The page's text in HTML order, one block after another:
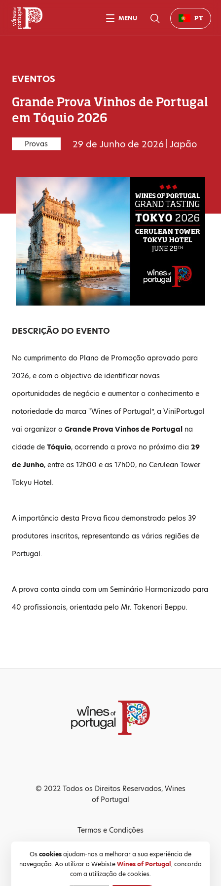
EVENTOS
Grande Prova Vinhos de Portugal
em Tóquio 2026
Provas 29 de Junho de 2026 Japão
DESCRIÇÃO DO EVENTO
No cumprimento do Plano de Promoção aprovado para
2026, e com o objectivo de identificar novas
oportunidades de negócio e aumentar o conhecimento e
notoriedade da marca "Wines of Portugal”, a ViniPortugal
vai organizar a Grande Prova Vinhos de Portugal na
cidade de Tóquio, ocorrendo a prova no próximo dia 29
de Junho, entre as 12h00 e as 17h00, no Cerulean Tower
Tokyu Hotel.
A importância desta Prova ficou demonstrada pelos 39
produtores inscritos, representando as várias regiões de
Portugal.
A prova conta ainda com um Seminário Harmonizado para
40 profissionais, orientada pelo Mr. Takenori Beppu.
MENU PT
Oscookiesajudam-nos a melhorar a sua experiência de
navegação. Ao utilizar o WebisteWines of Portugal, concorda
com a utilização de cookies.
© 2022 Todos os Direitos Reservados, Wines
of Portugal
Termos e Condições
Política de Privacidade
Política de Cookies